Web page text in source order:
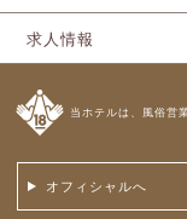
求人情報
当ホテルは、風俗営
オフィシャルへ